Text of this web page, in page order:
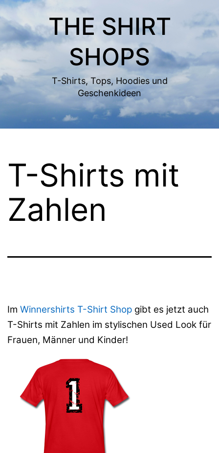
Zum
Inhalt
springen
THE SHIRT
SHOPS
T-Shirts, Tops, Hoodies und
Geschenkideen
T-Shirts mit
Zahlen
Im Winnershirts T-Shirt Shop gibt es jetzt auch
T-Shirts mit Zahlen im stylischen Used Look für
Frauen, Männer und Kinder!